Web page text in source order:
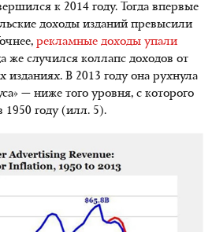
к 2014 году. Тогда впервые
доходы изданий превысили
рекламные доходы упали
же случился коллапс доходов от
В 2013 году она рухнула
— ниже того уровня, с которого
1950 году (илл. 5).